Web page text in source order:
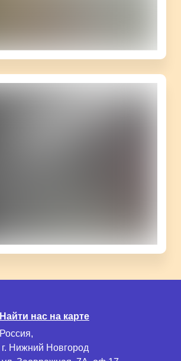
Найти нас на карте
Россия,
г. Нижний Новгород